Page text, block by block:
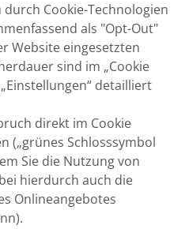
Cookie-Technologien
als "Opt-Out"
Website eingesetzten
sind im „Cookie
detailliert
direkt im Cookie
(„grünes Schlosssymbol
Sie die Nutzung von
hierdurch auch die
Onlineangebotes